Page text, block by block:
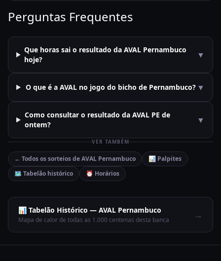
Perguntas Frequentes
Que horas sai o resultado da AVAL Pernambuco
hoje?
▼
O que é a AVAL no jogo do bicho de Pernambuco? ▼
Como consultar o resultado da AVAL PE de
ontem?
▼
VER TAMBÉM
← Todos os sorteios deAVAL Pernambuco
📊 Palpites
🗺️ Tabelão histórico
⏰ Horários
📊 Tabelão Histórico — AVAL Pernambuco
Mapa de calor de todas as 1.000 centenas desta banca →